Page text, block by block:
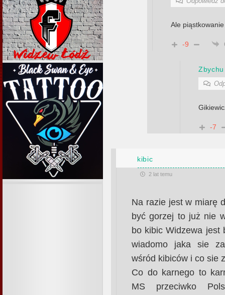
Ale
-9
Zbychu
-7
kibic
2 lat temu
Na razie jest w miarę
być gorzej to już nie
bo kibic Widzewa jest
wiadomo jaka sie
wśród kibiców i co sie
Co do karnego to
MS przeciwko